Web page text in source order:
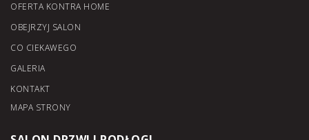
OFERTA KONTRA HOME
OBEJRZYJ SALON
CO CIEKAWEGO
GALERIA
KONTAKT
MAPA STRONY